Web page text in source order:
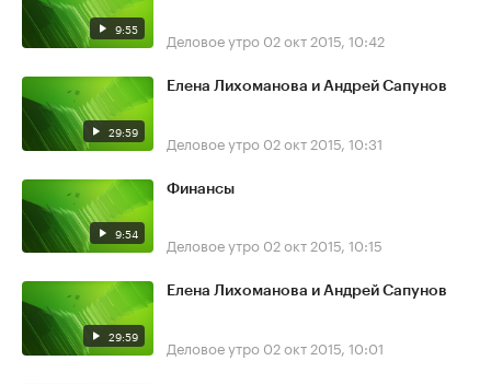
9:55 Деловое утро 02 окт 2015, 10:42
29:59
Елена Лихоманова и Андрей Сапунов
Деловое утро 02 окт 2015, 10:31
9:54
Финансы
Деловое утро 02 окт 2015, 10:15
29:59
Елена Лихоманова и Андрей Сапунов
Деловое утро 02 окт 2015, 10:01